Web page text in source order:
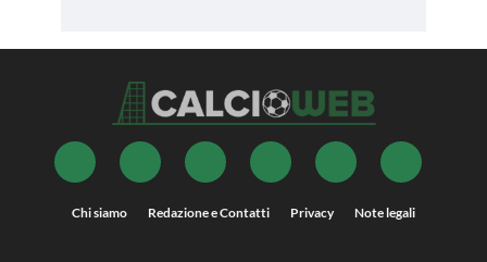
Chi siamo Redazione e Contatti Privacy Note legali